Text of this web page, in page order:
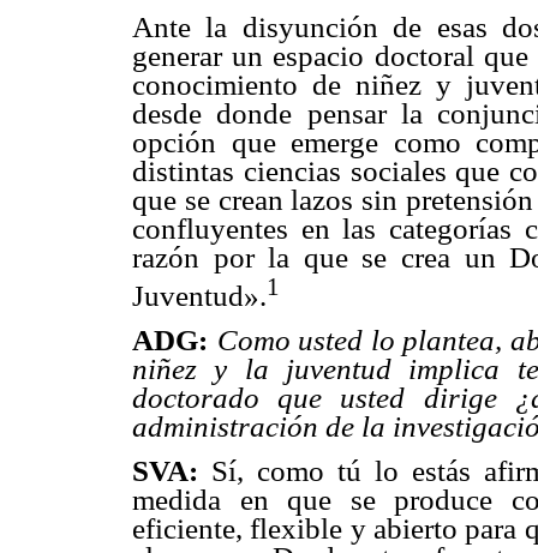
Ante la disyunción de esas
generar un espacio doctoral
conocimiento de niñez y
desde donde pensar la
opción que emerge como
distintas ciencias sociales que
que se crean lazos sin
confluyentes en las categorías
razón por la que se crea un
Juventud».1
ADG: Como usted lo plantea,
niñez y la juventud implica
doctorado que usted dirige
administración de la
SVA: Sí, como tú lo estás
medida en que se produce
eficiente, flexible y abierto para